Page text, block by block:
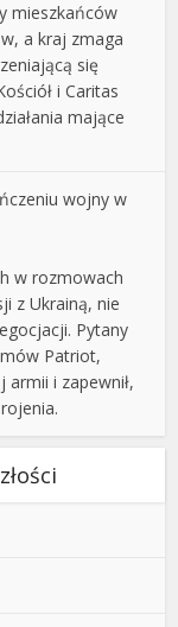
mieszkańców
a kraj zmaga
się
i Caritas
mające
wojny w
w rozmowach
z Ukrainą, nie
Pytany
Patriot,
armii i zapewnił,